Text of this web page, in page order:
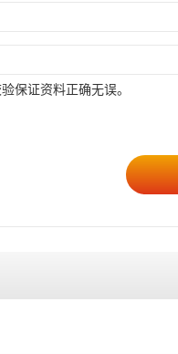
保证资料正确无误。